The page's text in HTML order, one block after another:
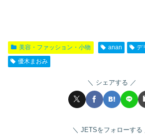
美容・ファッション・小物 anan
デ
優木まおみ
シェアする
JETSをフォローする